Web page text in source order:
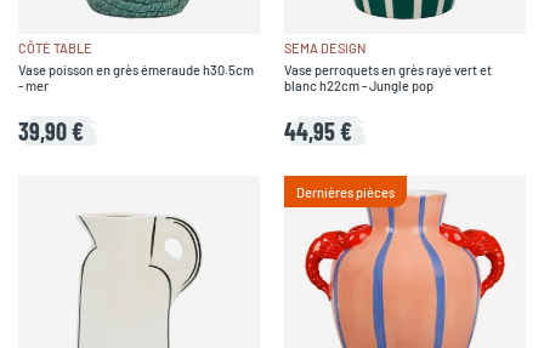
CÔTÉ TABLE
Vase poisson en grès émeraude h30.5cm
- mer
39,90 €
SEMA DESIGN
Vase perroquets en grès rayé vert et
blanc h22cm - Jungle pop
44,95 €
Dernières pièces